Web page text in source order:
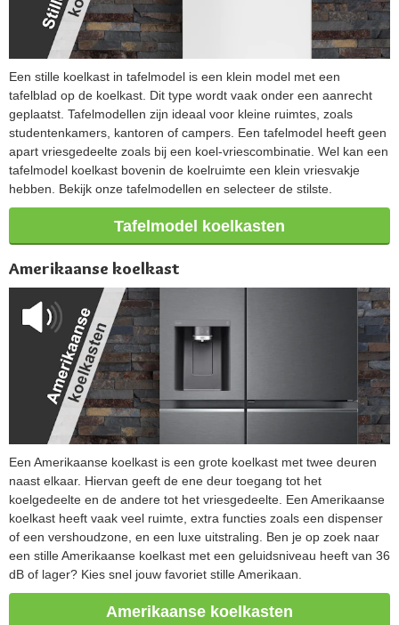
Een stille koelkast in tafelmodel is een klein model met een
tafelblad op de koelkast. Dit type wordt vaak onder een aanrecht
geplaatst. Tafelmodellen zijn ideaal voor kleine ruimtes, zoals
studentenkamers, kantoren of campers. Een tafelmodel heeft geen
apart vriesgedeelte zoals bij een koel-vriescombinatie. Wel kan een
tafelmodel koelkast bovenin de koelruimte een klein vriesvakje
hebben. Bekijk onze tafelmodellen en selecteer de stilste.
Tafelmodel koelkasten
Amerikaanse koelkast
Een Amerikaanse koelkast is een grote koelkast met twee deuren
naast elkaar. Hiervan geeft de ene deur toegang tot het
koelgedeelte en de andere tot het vriesgedeelte. Een Amerikaanse
koelkast heeft vaak veel ruimte, extra functies zoals een dispenser
of een vershoudzone, en een luxe uitstraling. Ben je op zoek naar
een stille Amerikaanse koelkast met een geluidsniveau heeft van 36
dB of lager? Kies snel jouw favoriet stille Amerikaan.
Amerikaanse koelkasten